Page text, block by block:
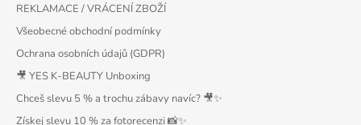
REKLAMACE / VRÁCENÍ ZBOŽÍ
Všeobecné obchodní podmínky
Ochrana osobních údajů (GDPR)
🎥 YES K-BEAUTY Unboxing
Chceš slevu 5 % a trochu zábavy navíc? 🎥✨
Získej slevu 10 % za fotorecenzi 📸✨